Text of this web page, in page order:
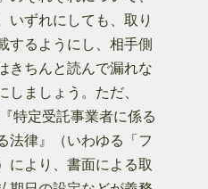
いずれにしても、取り
するようにし、相手側
きちんと読んで漏れな
しましょう。ただ、
特定受託事業者に係る
法律』（いわゆる「フ
により、書面による取